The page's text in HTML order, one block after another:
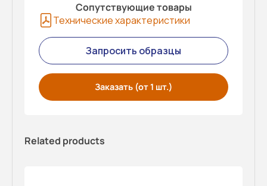
Сопутствующие товары
Технические характеристики
Запросить образцы
Заказать (от 1 шт.)
Related products